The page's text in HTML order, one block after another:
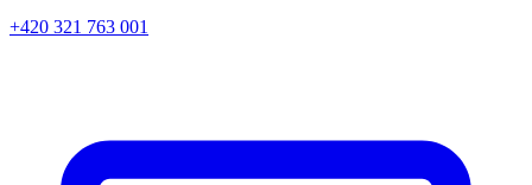
+420 321 763 001